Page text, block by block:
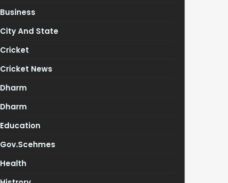
Business
City And State
Cricket
Cricket News
Dharm
Dharm
Education
Gov.scehmes
Health